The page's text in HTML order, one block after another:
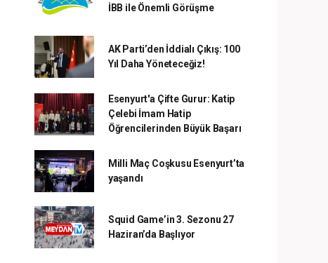
İBB ile Önemli Görüşme
AK Parti’den İddialı Çıkış: 100
Yıl Daha Yöneteceğiz!
Esenyurt'a Çifte Gurur: Katip
Çelebi İmam Hatip
Öğrencilerinden Büyük Başarı
Milli Maç Coşkusu Esenyurt’ta
yaşandı
Squid Game’in 3. Sezonu 27
Haziran’da Başlıyor